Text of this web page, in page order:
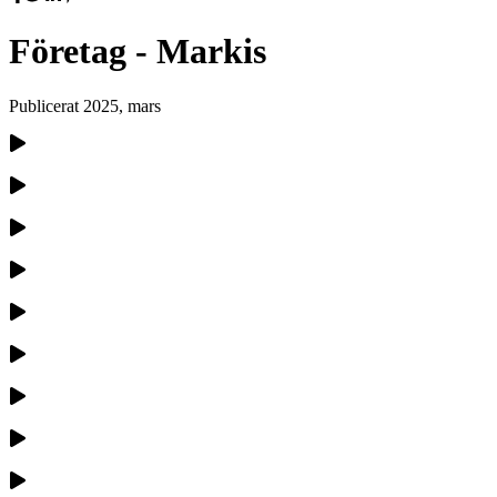
Företag - Markis
Publicerat 2025, mars